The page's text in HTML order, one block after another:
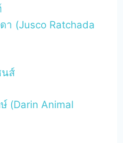
า (Jusco Ratchada
นส์
(Darin Animal